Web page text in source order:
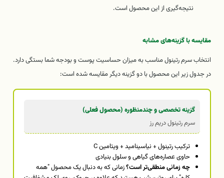
نتیجه‌گیری از این محصول است.
مقایسه با گزینه‌های مشابه
انتخاب سرم رتینول مناسب به میزان حساسیت پوست و بودجه شما بستگی دارد.
در جدول زیر این محصول با دو گزینه دیگر مقایسه شده است:
گزینه تخصصی و چندمنظوره (محصول فعلی)
سرم رتینول دریم رز
ترکیب رتینول + نیاسینامید + ویتامین C
حاوی عصاره‌های گیاهی و سلول بنیادی
چه زمانی منطقی‌تر است؟زمانی که به دنبال یک محصول "همه